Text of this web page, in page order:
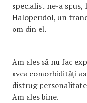
specialist ne-a
Haloperidol, un
om din el.
Am ales să nu fac
avea comorbidităţi
distrug
Am ales bine.